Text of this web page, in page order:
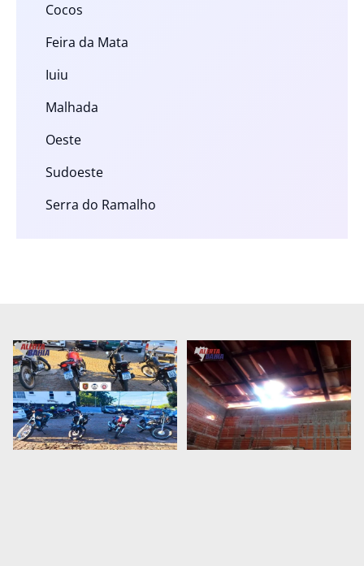
Cocos
Feira da Mata
Iuiu
Malhada
Oeste
Sudoeste
Serra do Ramalho